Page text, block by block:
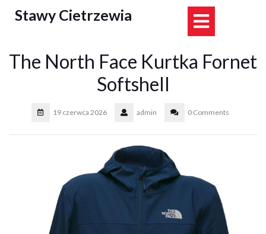
Stawy Cietrzewia
The North Face Kurtka Fornet
Softshell
19 czerwca 2026 admin 0 Comments